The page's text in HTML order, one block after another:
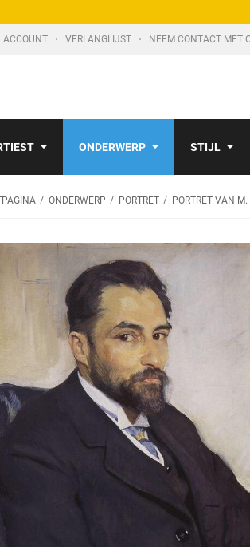
ACCOUNT VERLANGLIJST NEEM CONTACT MET
ONDERWERP STIJL
ONDERWERP PORTRET PORTRET VAN M.